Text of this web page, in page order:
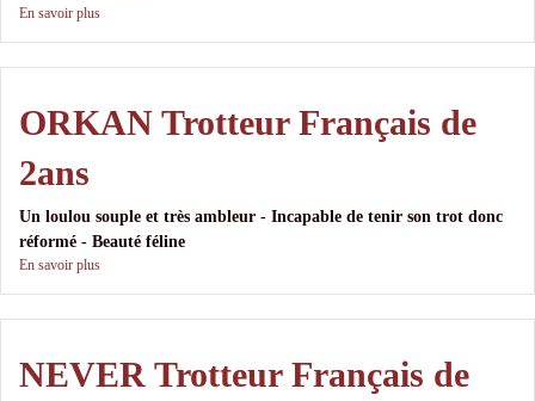
En savoir plus
ORKAN Trotteur Français de
2ans
Un loulou souple et très ambleur - Incapable de tenir son trot donc
réformé - Beauté féline
En savoir plus
NEVER Trotteur Français de